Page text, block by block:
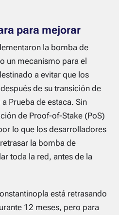
para mejorar
la bomba de
un mecanismo para el
a evitar que los
de su transición de
Prueba de estaca. Sin
de Proof-of-Stake (PoS)
lo que los desarrolladores
la bomba de
toda la red, antes de la
está retrasando
12 meses, pero para